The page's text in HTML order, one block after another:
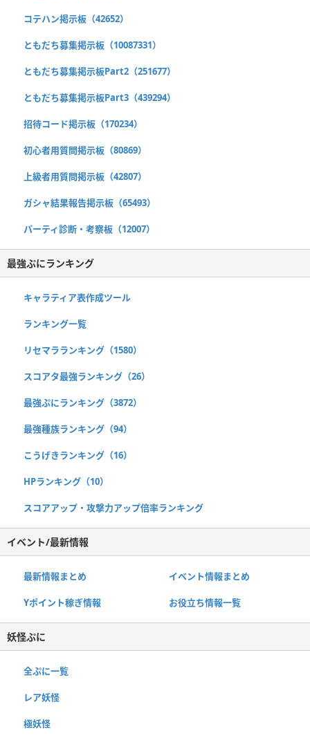
コテハン掲示板（42652）
ともだち募集掲示板（10087331）
ともだち募集掲示板Part2（251677）
ともだち募集掲示板Part3（439294）
招待コード掲示板（170234）
初心者用質問掲示板（80869）
上級者用質問掲示板（42807）
ガシャ結果報告掲示板（65493）
パーティ診断・考察板（12007）
最強ぷにランキング
キャラティア表作成ツール
ランキング一覧
リセマラランキング（1580）
スコアタ最強ランキング（26）
最強ぷにランキング（3872）
最強種族ランキング（94）
こうげきランキング（16）
HPランキング（10）
スコアアップ・攻撃力アップ倍率ランキング
イベント/最新情報
最新情報まとめ イベント情報まとめ
Yポイント稼ぎ情報 お役立ち情報一覧
妖怪ぷに
全ぷに一覧
レア妖怪
極妖怪